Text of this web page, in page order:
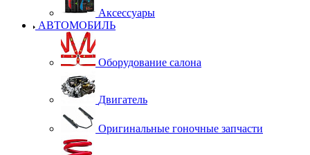
Аксессуары
АВТОМОБИЛЬ
Оборудование салона
Двигатель
Оригинальные гоночные запчасти